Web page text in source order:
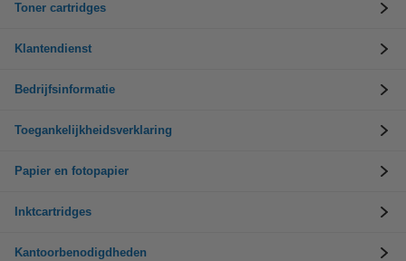
Toner cartridges
Klantendienst
Bedrijfsinformatie
Toegankelijkheidsverklaring
Papier en fotopapier
Inktcartridges
Kantoorbenodigdheden